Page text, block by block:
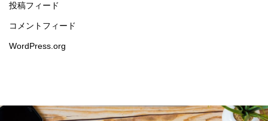
投稿フィード
コメントフィード
WordPress.org